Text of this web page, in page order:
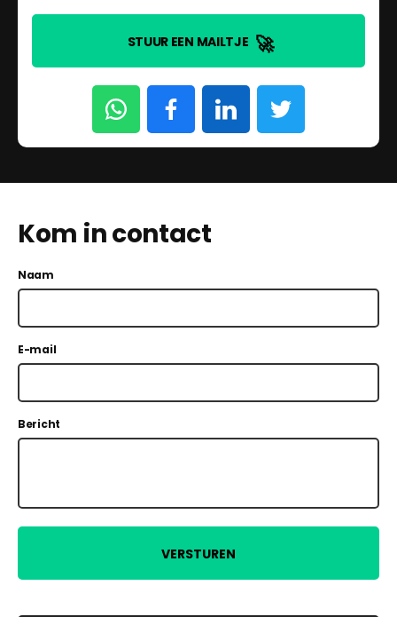
STUUR EEN MAILTJE 🚀
Kom in contact
Naam
E-mail
Bericht
VERSTUREN